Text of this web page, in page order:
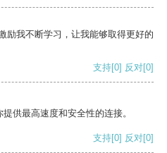
励我不断学习，让我能够取得更好的
支持[0] 反对[0]
供最高速度和安全性的连接。
支持[0] 反对[0]